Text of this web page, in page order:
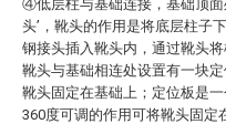
④低层柱与基础连接，基础顶面
头’，靴头的作用是将底层柱子
钢接头插入靴头内，通过靴头
靴头与基础相连处设置有一块
靴头固定在基础上；定位板是
360度可调的作用可将靴头固定